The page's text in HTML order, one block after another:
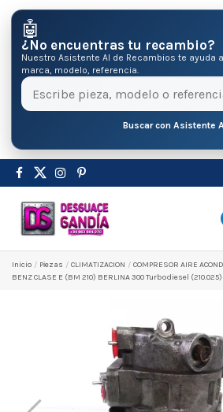
🤖
¿No encuentras tu recambio?
Nuestro Asistente AI de Recambios te ayuda
marca, modelo, referencia.
Buscar con Asistente
Inicio Pіezas CLIMATIZACION
COMPRESOR AIRE
BENZ CLASE E (BM 210) BERLINA 300 Turbodiesel